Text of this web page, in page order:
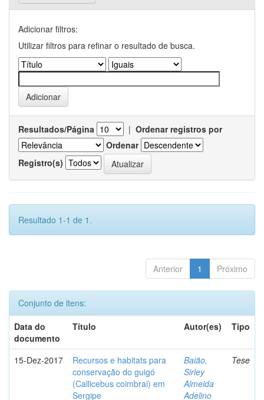
Adicionar filtros:
Utilizar filtros para refinar o resultado de busca.
Resultados/Página | Ordenar registros por
Ordenar
Registro(s)
Resultado 1-1 de 1.
Anterior 1 Próximo
Conjunto de itens:
Data do
documento
Título Autor(es) Tipo
15-Dez-2017
Recursos e habitats para
conservação do guigó
(Callicebus coimbrai) em
Sergipe
Baião,
Sirley
Almeida
Adelino
Tese